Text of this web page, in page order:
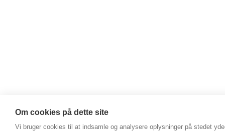
Om cookies på dette site
Vi bruger cookies til at indsamle og analysere oplysninger på stedet